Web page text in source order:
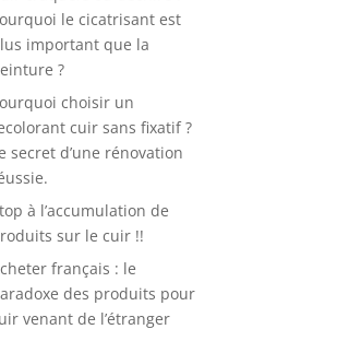
le cicatrisant est
important que la
?
choisir un
cuir sans fixatif ?
secret d’une rénovation
à l’accumulation de
sur le cuir !!
français : le
des produits pour
venant de l’étranger